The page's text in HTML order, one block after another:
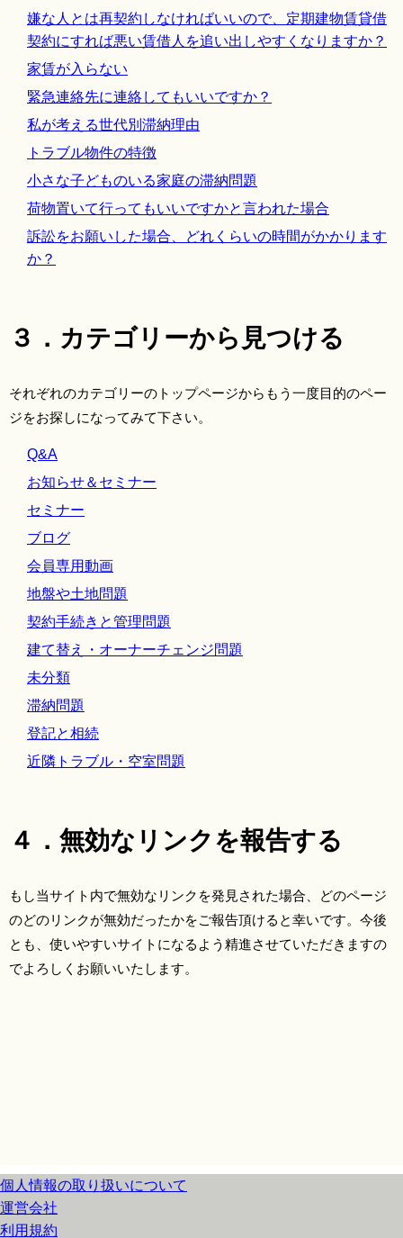
嫌な人とは再契約しなければいいので、定期建物賃貸借
契約にすれば悪い賃借人を追い出しやすくなりますか？
家賃が入らない
緊急連絡先に連絡してもいいですか？
私が考える世代別滞納理由
トラブル物件の特徴
小さな子どものいる家庭の滞納問題
荷物置いて行ってもいいですかと言われた場合
訴訟をお願いした場合、どれくらいの時間がかかります
か？
３．カテゴリーから見つける
それぞれのカテゴリーのトップページからもう一度目的のペー
ジをお探しになってみて下さい。
Q&A
お知らせ＆セミナー
セミナー
ブログ
会員専用動画
地盤や土地問題
契約手続きと管理問題
建て替え・オーナーチェンジ問題
未分類
滞納問題
登記と相続
近隣トラブル・空室問題
４．無効なリンクを報告する
もし当サイト内で無効なリンクを発見された場合、どのページ
のどのリンクが無効だったかをご報告頂けると幸いです。今後
とも、使いやすいサイトになるよう精進させていただきますの
でよろしくお願いいたします。
個人情報の取り扱いについて
運営会社
利用規約